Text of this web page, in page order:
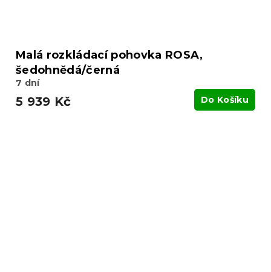
Malá rozkládací pohovka ROSA,
šedohnědá/černá
7 dní
5 939 Kč Do Košíku